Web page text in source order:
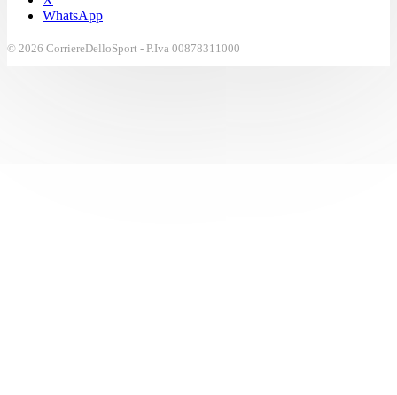
WhatsApp
© 2026 CorriereDelloSport - P.Iva 00878311000